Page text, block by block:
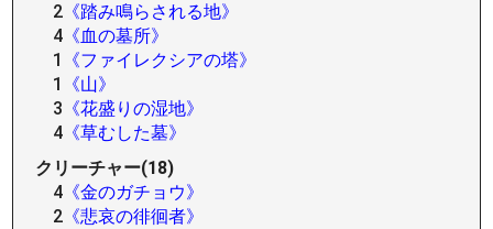
2 《踏み鳴らされる地》
4 《血の墓所》
1
《ファイレクシアの塔》
1
《山》
3 《花盛りの湿地》
4 《草むした墓》
クリーチャー(18)
4 《金のガチョウ》
2 《悲哀の徘徊者》